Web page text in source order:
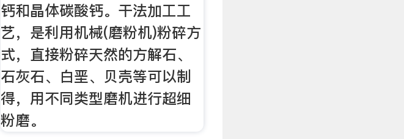
钙和晶体碳酸钙。干法加工工
艺，是利用机械(磨粉机)粉碎方
式，直接粉碎天然的方解石、
石灰石、白垩、贝壳等可以制
得，用不同类型磨机进行超细
粉磨。